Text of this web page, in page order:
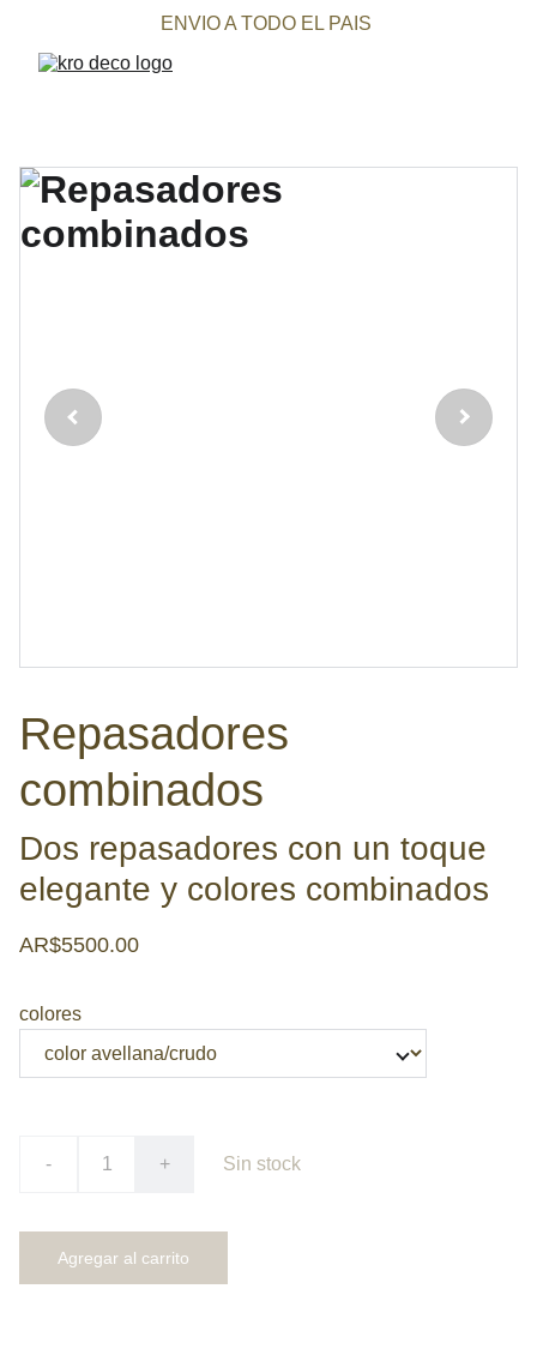
ENVIO A TODO EL PAIS
Repasadores
combinados
Dos repasadores con un toque
elegante y colores combinados
AR$5500.00
colores
- + Sin stock
Agregar al carrito